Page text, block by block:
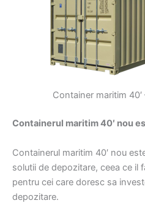
Container maritim
Containerul maritim 40′ nou
Containerul maritim 40′ nou
solutii de depozitare, ceea ce il
pentru cei care doresc sa
depozitare.